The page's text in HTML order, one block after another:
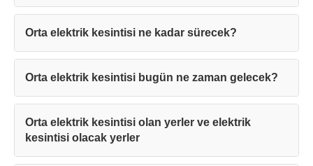
Orta elektrik kesintisi ne kadar sürecek?
Orta elektrik kesintisi bugün ne zaman gelecek?
Orta elektrik kesintisi olan yerler ve elektrik
kesintisi olacak yerler